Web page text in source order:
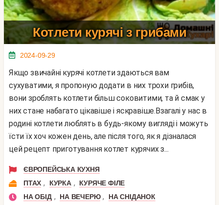
Котлети курячі з грибами
2024-09-29
Якщо звичайні курячі котлети здаються вам
сухуватими, я пропоную додати в них трохи грибів,
вони зроблять котлети більш соковитими, та й смак у
них стане набагато цікавіше і яскравіше.Взагалі у нас в
родині котлети люблять в будь-якому вигляді і можуть
їсти їх хоч кожен день, але після того, як я дізналася
цей рецепт приготування котлет курячих з...
ЄВРОПЕЙСЬКА КУХНЯ
ПТАХ , КУРКА ,
КУРЯЧЕ ФІЛЕ
НА ОБІД , НА ВЕЧЕРЮ ,
НА СНІДАНОК